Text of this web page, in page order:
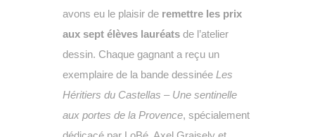
avons eu le plaisir de remettre les prix
aux sept élèves lauréats de l’atelier
dessin. Chaque gagnant a reçu un
exemplaire de la bande dessinée Les
Héritiers du Castellas – Une sentinelle
aux portes de la Provence, spécialement